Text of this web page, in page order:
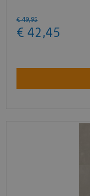
€ 49,95
€ 42 ,45